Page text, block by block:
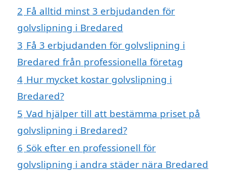
2 Få alltid minst 3 erbjudanden för
golvslipning i Bredared
3 Få 3 erbjudanden för golvslipning i
Bredared från professionella företag
4 Hur mycket kostar golvslipning i
Bredared?
5 Vad hjälper till att bestämma priset på
golvslipning i Bredared?
6 Sök efter en professionell för
golvslipning i andra städer nära Bredared